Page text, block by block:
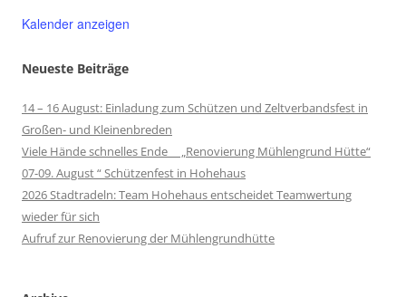
Kalender anzeigen
Neueste Beiträge
14 – 16 August: Einladung zum Schützen und Zeltverbandsfest in
Großen- und Kleinenbreden
Viele Hände schnelles Ende „Renovierung Mühlengrund Hütte“
07-09. August “ Schützenfest in Hohehaus
2026 Stadtradeln: Team Hohehaus entscheidet Teamwertung
wieder für sich
Aufruf zur Renovierung der Mühlengrundhütte